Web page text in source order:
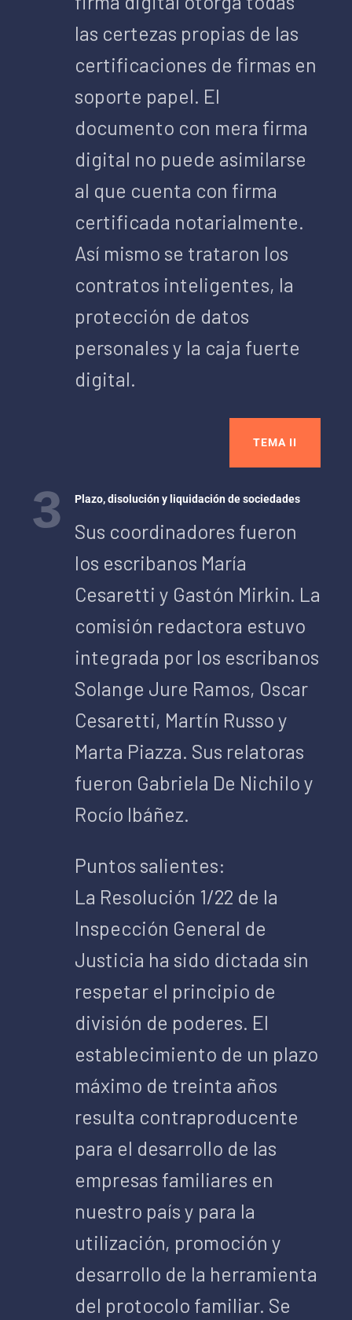
las certezas propias de las
certificaciones de firmas en
soporte papel. El
documento con mera firma
digital no puede asimilarse
al que cuenta con firma
certificada notarialmente.
Así mismo se trataron los
contratos inteligentes, la
protección de datos
personales y la caja fuerte
digital.
TEMA II
Plazo, disolución y liquidación de sociedades
Sus coordinadores fueron
los escribanos María
Cesaretti y Gastón Mirkin. La
comisión redactora estuvo
integrada por los escribanos
Solange Jure Ramos, Oscar
Cesaretti, Martín Russo y
Marta Piazza. Sus relatoras
fueron Gabriela De Nichilo y
Rocío Ibáñez.
Puntos salientes:
La Resolución 1/22 de la
Inspección General de
Justicia ha sido dictada sin
respetar el principio de
división de poderes. El
establecimiento de un plazo
máximo de treinta años
resulta contraproducente
para el desarrollo de las
empresas familiares en
nuestro país y para la
utilización, promoción y
desarrollo de la herramienta
del protocolo familiar. Se